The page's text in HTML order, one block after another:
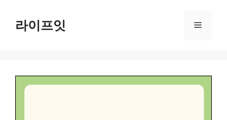
content라이프잇 Menu